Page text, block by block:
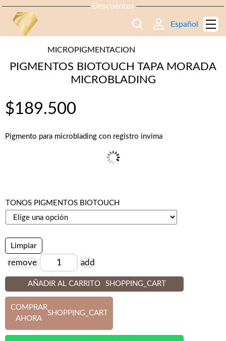
Descuentos
Español
MICROPIGMENTACION
PIGMENTOS BIOTOUCH TAPA MORADA
MICROBLADING
$189.500
Pigmento para microblading con registro invima
TONOS PIGMENTOS BIOTOUCH
Limpiar
Cantidad
remove add
AÑADIR AL CARRITO SHOPPING_CART
COMPRAR
AHORA
SHOPPING_CART